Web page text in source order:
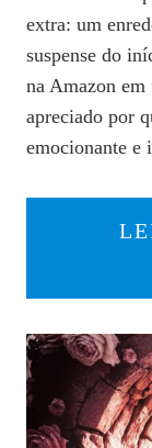
extra: um
suspense do
na Amazon
apreciado por
emocionante e